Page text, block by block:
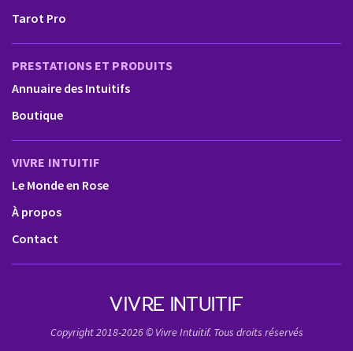
Tarot Pro
PRESTATIONS ET PRODUITS
Annuaire des Intuitifs
Boutique
VIVRE INTUITIF
Le Monde en Rose
À propos
Contact
VIVRE INTUITIF
Copyright 2018-2026 © Vivre Intuitif. Tous droits réservés